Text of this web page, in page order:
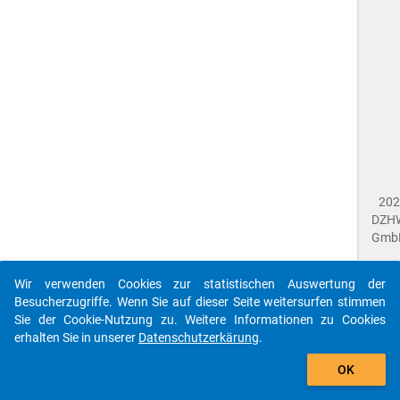
Wir verwenden Cookies zur statistischen Auswertung der
Besucherzugriffe. Wenn Sie auf dieser Seite weitersurfen stimmen
Sie der Cookie-Nutzung zu. Weitere Informationen zu Cookies
erhalten Sie in unserer Datenschutzerkärung.
OK